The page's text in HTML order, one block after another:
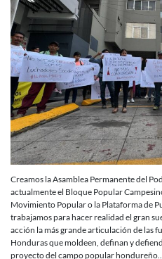
Creamos la Asamblea Permanente del
actualmente el Bloque Popular
Movimiento Popular o la Plataforma de
trabajamos para hacer realidad el gran
acción la más grande articulación de las
Honduras que moldeen, definan y
proyecto del campo popular hondureño…